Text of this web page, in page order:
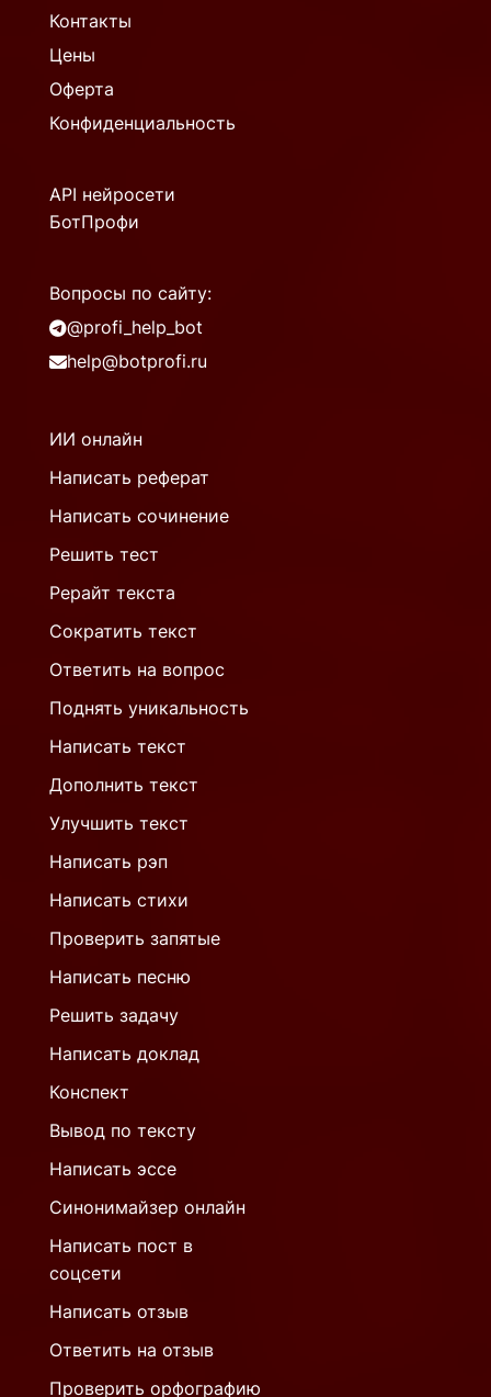
Контакты
Цены
Оферта
Конфиденциальность
API нейросети
БотПрофи
Вопросы по сайту:
@profi_help_bot
help@botprofi.ru
ИИ онлайн
Написать реферат
Написать сочинение
Решить тест
Рерайт текста
Сократить текст
Ответить на вопрос
Поднять уникальность
Написать текст
Дополнить текст
Улучшить текст
Написать рэп
Написать стихи
Проверить запятые
Написать песню
Решить задачу
Написать доклад
Конспект
Вывод по тексту
Написать эссе
Синонимайзер онлайн
Написать пост в
соцсети
Написать отзыв
Ответить на отзыв
Проверить орфографию